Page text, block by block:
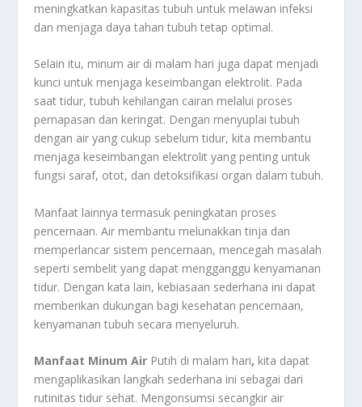
meningkatkan kapasitas tubuh untuk melawan infeksi
dan menjaga daya tahan tubuh tetap optimal.
Selain itu, minum air di malam hari juga dapat menjadi
kunci untuk menjaga keseimbangan elektrolit. Pada
saat tidur, tubuh kehilangan cairan melalui proses
pernapasan dan keringat. Dengan menyuplai tubuh
dengan air yang cukup sebelum tidur, kita membantu
menjaga keseimbangan elektrolit yang penting untuk
fungsi saraf, otot, dan detoksifikasi organ dalam tubuh.
Manfaat lainnya termasuk peningkatan proses
pencernaan. Air membantu melunakkan tinja dan
memperlancar sistem pencernaan, mencegah masalah
seperti sembelit yang dapat mengganggu kenyamanan
tidur. Dengan kata lain, kebiasaan sederhana ini dapat
memberikan dukungan bagi kesehatan pencernaan,
kenyamanan tubuh secara menyeluruh.
Manfaat Minum Air Putih di malam hari, kita dapat
mengaplikasikan langkah sederhana ini sebagai dari
rutinitas tidur sehat. Mengonsumsi secangkir air